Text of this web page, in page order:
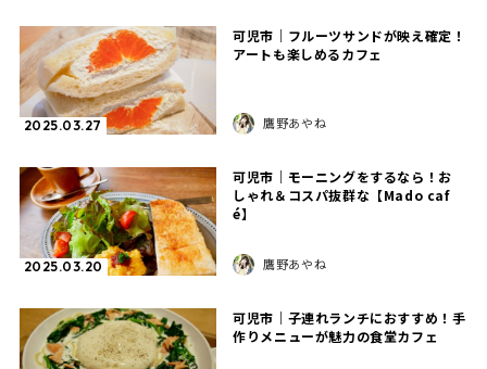
2025.03.27
可児市｜フルーツサンドが映え確定！
アートも楽しめるカフェ
鷹野あやね
2025.03.20
可児市｜モーニングをするなら！お
しゃれ＆コスパ抜群な【Mado caf
é】
鷹野あやね
可児市｜子連れランチにおすすめ！手
作りメニューが魅力の食堂カフェ